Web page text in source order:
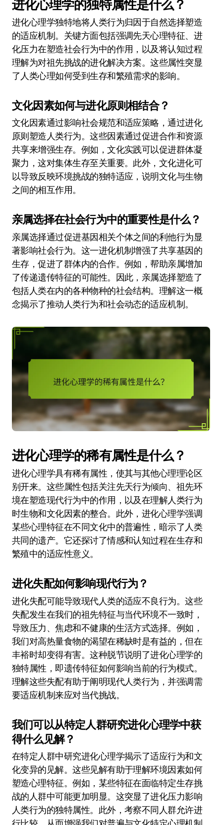
进化心理学的独特属性是什么？
进化心理学独特地将人类行为归因于自然选择塑造
的适应机制。关键方面包括强调先天心理特征、进
化压力在塑造社会行为中的作用，以及将认知过程
理解为对祖先挑战的进化解决方案。这些属性突显
了人类心理如何受到生存和繁殖需求的影响。
文化因素如何与进化原则相结合？
文化因素通过影响社会规范和适应策略，通过进化
原则塑造人类行为。这些因素通过促进合作和资源
共享来增强生存。例如，文化实践可以促进群体凝
聚力，这对集体生存至关重要。此外，文化进化可
以导致反映环境挑战的独特适应，说明文化与生物
之间的相互作用。
亲属选择在社会行为中的重要性是什么？
亲属选择通过促进基因相关个体之间的利他行为显
著影响社会行为。这一进化机制增强了共享基因的
生存，促进了群体内的合作。例如，帮助亲属增加
了传递遗传特征的可能性。因此，亲属选择塑造了
包括人类在内的各种物种的社会结构。理解这一概
念揭示了推动人类行为和社会动态的适应机制。
进化心理学的稀有属性是什么？
进化心理学具有稀有属性，使其与其他心理理论区
别开来。这些属性包括关注先天行为倾向、祖先环
境在塑造现代行为中的作用，以及在理解人类行为
时生物和文化因素的整合。此外，进化心理学强调
某些心理特征在不同文化中的普遍性，暗示了人类
共同的遗产。它还探讨了情感和认知过程在生存和
繁殖中的适应性意义。
进化失配如何影响现代行为？
进化失配可能导致现代人类的适应不良行为。这些
失配发生在我们的祖先特征与当代环境不一致时，
导致压力、焦虑和不健康的生活方式选择。例如，
我们对高热量食物的渴望在稀缺时是有益的，但在
丰裕时却变得有害。这种脱节说明了进化心理学的
独特属性，即遗传特征如何影响当前的行为模式。
理解这些失配有助于阐明现代人类行为，并强调需
要适应机制来应对当代挑战。
我们可以从特定人群研究进化心理学中获
得什么见解？
在特定人群中研究进化心理学揭示了适应行为和文
化变异的见解。这些见解有助于理解环境因素如何
塑造心理特征。例如，某些特征在面临特定生存挑
战的人群中可能更加明显。这突显了进化压力影响
人类行为的独特属性。此外，考察不同人群允许进